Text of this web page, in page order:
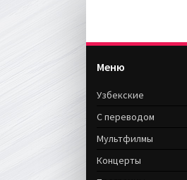
Меню
Узбекские
С переводом
Мультфилмы
Концерты